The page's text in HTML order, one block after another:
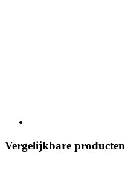
Vergelijkbare producten